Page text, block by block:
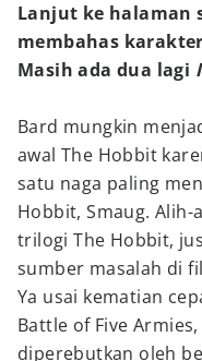
Lanjut ke halaman
membahas
Masih ada dua lagi
Bard mungkin
awal The Hobbit
satu naga paling
Hobbit, Smaug.
trilogi The Hobbit,
sumber masalah di
Ya usai kematian
Battle of Five
diperebutkan oleh